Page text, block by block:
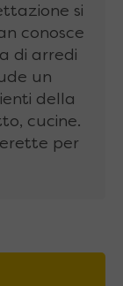
si
conosce
di arredi
un
della
cucine.
per